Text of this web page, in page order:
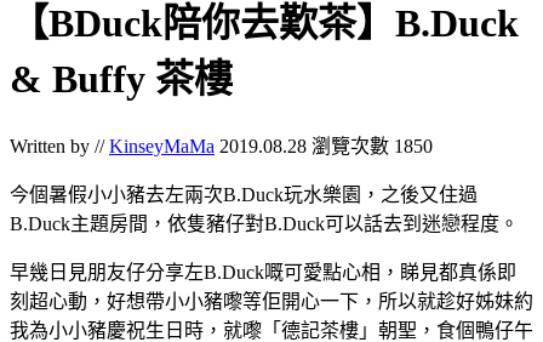
【BDuck陪你去歎茶】B.Duck
& Buffy 茶樓
Written by //KinseyMaMa 2019.08.28 瀏覽次數 1850
今個暑假小小豬去左兩次B.Duck玩水樂園 ，之後又住過
B.Duck主題房間 ， 依隻豬仔對B.Duck可以話去到迷戀程度 。
早幾日見朋友仔分享左B.Duck嘅可愛點心相 ，睇見都真係即
刻超心動，好想帶小小豬嚟等佢開心一下，所以就趁好姊妹約
我為小小豬慶祝生日時，就嚟「德記茶樓」朝聖 ，食個鴨仔午